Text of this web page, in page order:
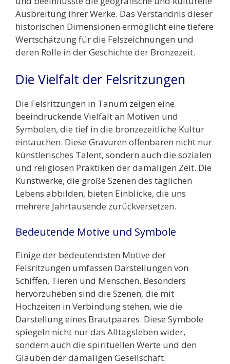
Ausbreitung ihrer Werke. Das Verständnis dieser
historischen Dimensionen ermöglicht eine tiefere
Wertschätzung für die Felszeichnungen und
deren Rolle in der Geschichte der Bronzezeit.
Die Vielfalt der Felsritzungen
Die Felsritzungen in Tanum zeigen eine
beeindruckende Vielfalt an Motiven und
Symbolen, die tief in die bronzezeitliche Kultur
eintauchen. Diese Gravuren offenbaren nicht nur
künstlerisches Talent, sondern auch die sozialen
und religiösen Praktiken der damaligen Zeit. Die
Kunstwerke, die große Szenen des täglichen
Lebens abbilden, bieten Einblicke, die uns
mehrere Jahrtausende zurückversetzen.
Bedeutende Motive und Symbole
Einige der bedeutendsten Motive der
Felsritzungen umfassen Darstellungen von
Schiffen, Tieren und Menschen. Besonders
hervorzuheben sind die Szenen, die mit
Hochzeiten in Verbindung stehen, wie die
Darstellung eines Brautpaares. Diese Symbole
spiegeln nicht nur das Alltagsleben wider,
sondern auch die spirituellen Werte und den
Glauben der damaligen Gesellschaft.